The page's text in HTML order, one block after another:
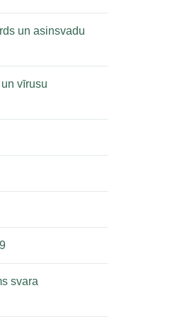
un asinsvadu
vīrusu
svara